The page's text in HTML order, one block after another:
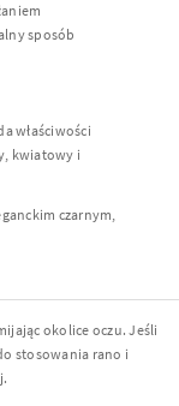
sposób
właściwości
kwiatowy i
czarnym,
okolice oczu. Jeśli
stosowania rano i